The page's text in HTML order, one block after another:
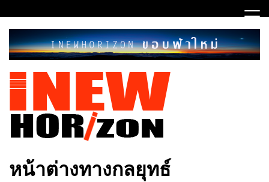
to
content
INEWHORIZON
หน้าต่างทางกลยุทธ์